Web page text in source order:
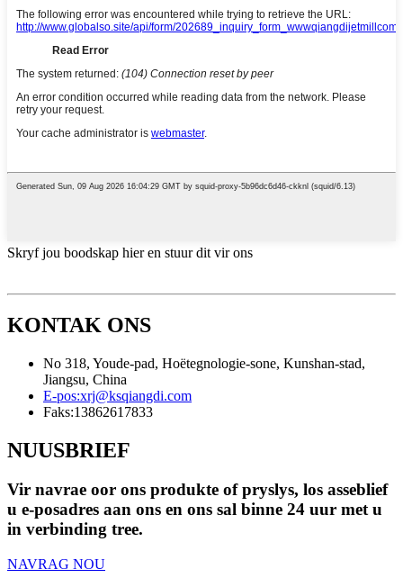
Skryf jou boodskap hier en stuur dit vir ons
KONTAK ONS
No 318, Youde-pad, Hoëtegnologie-sone, Kunshan-stad,
Jiangsu, China
E-pos:xrj@ksqiangdi.com
Faks:13862617833
NUUSBRIEF
Vir navrae oor ons produkte of pryslys, los asseblief
u e-posadres aan ons en ons sal binne 24 uur met u
in verbinding tree.
NAVRAG NOU